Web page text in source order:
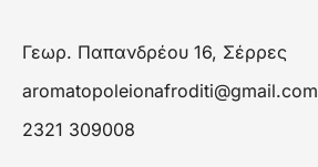
Γεωρ. Παπανδρέου 16, Σέρρες
aromatopoleionafroditi@gmail.com
2321 309008